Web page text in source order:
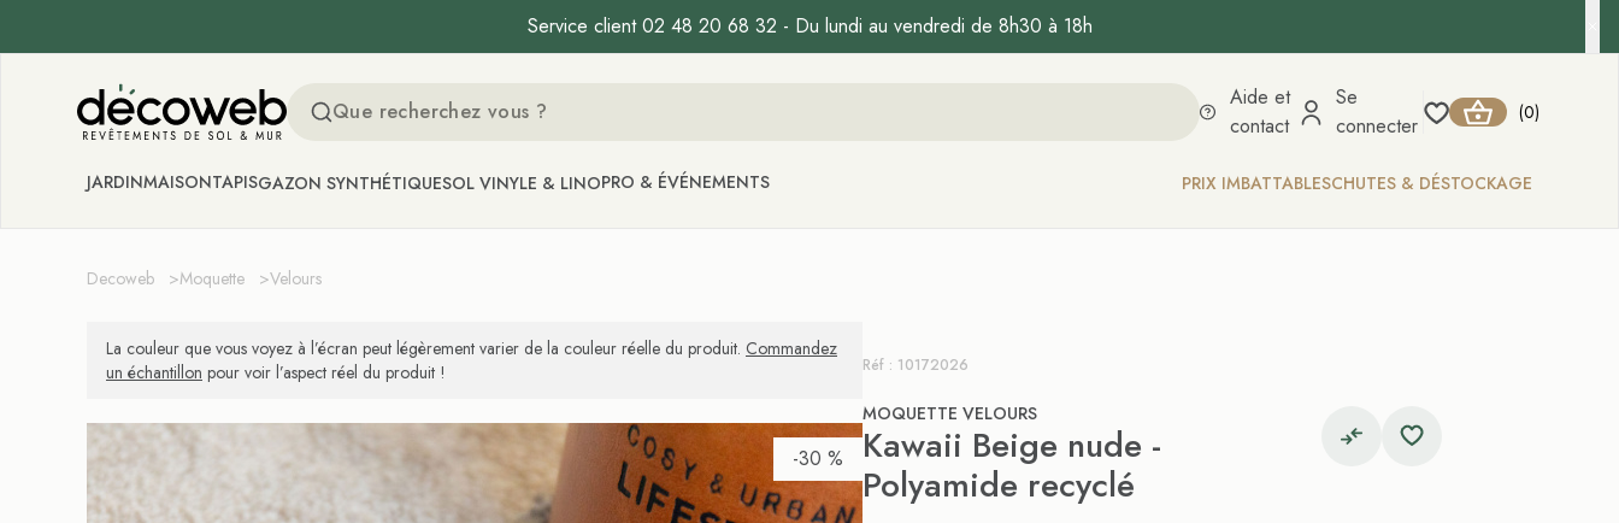
Service client 02 48 20 68 32 - Du lundi au vendredi de 8h30 à 18h
Decoweb
Aide et
contact
Se
connecter
(0)
JARDINMAISONTAPISGAZON SYNTHÉTIQUESOL VINYLE & LINOPRO & ÉVÉNEMENTS PRIX IMBATTABLESCHUTES & DÉSTOCKAGE
Decoweb >Moquette >Velours
La couleur que vous voyez à l’écran peut légèrement varier de la couleur réelle du produit. Commandez
un échantillon pour voir l’aspect réel du produit !
-30 %
Réf : 10172026
MOQUETTE VELOURS
Kawaii Beige nude -
Polyamide recyclé